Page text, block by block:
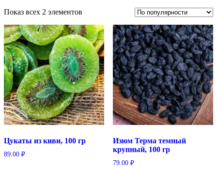
Показ всех 2 элементов
Цукаты из киви, 100 гр
89.00 ₽
Изюм Терма темный
крупный, 100 гр
79.00 ₽